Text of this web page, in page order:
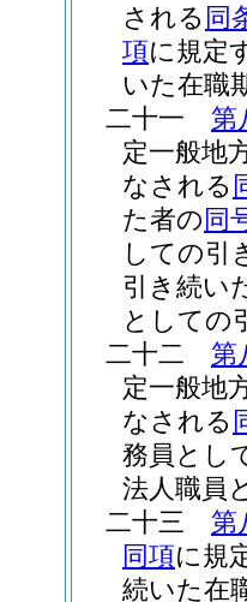
される 同
項に規定
いた在職
二十一
第
定一般地
なされる
た者の 同
しての引
引き続い
としての
二十二
第
定一般地
なされる
務員とし
法人職員
二十三
第
同項に規
続いた在